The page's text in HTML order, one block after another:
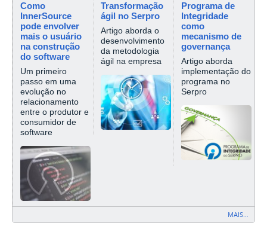
Como
InnerSource
pode envolver
mais o usuário
na construção
do software
Um primeiro
passo em uma
evolução no
relacionamento
entre o produtor e
consumidor de
software
Transformação
ágil no Serpro
Artigo aborda o
desenvolvimento
da metodologia
ágil na empresa
Programa de
Integridade
como
mecanismo de
governança
Artigo aborda
implementação do
programa no
Serpro
MAIS…